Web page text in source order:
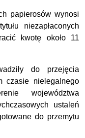
papierosów wynosi
niezapłaconych
kwotę około 11
do przejęcia
czasie nielegalnego
województwa
ustaleń
do przemytu